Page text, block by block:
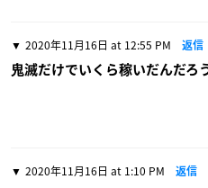
2020年11月16日 at 12:55 PM 返信
鬼滅だけでいくら稼いだんだろ
2020年11月16日 at 1:10 PM 返信